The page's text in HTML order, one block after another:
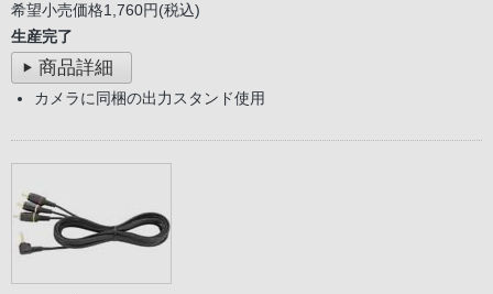
希望小売価格1,760円(税込)
生産完了
商品詳細
カメラに同梱の出力スタンド使用